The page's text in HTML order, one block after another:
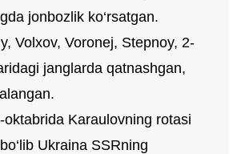
jonbozlik ko‘rsatgan.
Volxov, Voronej, Stepnoy, 2-
janglarda qatnashgan,
oktabrida Karaulovning rotasi
Ukraina SSRning